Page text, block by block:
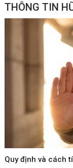
THÔNG TIN
Quy định và cách